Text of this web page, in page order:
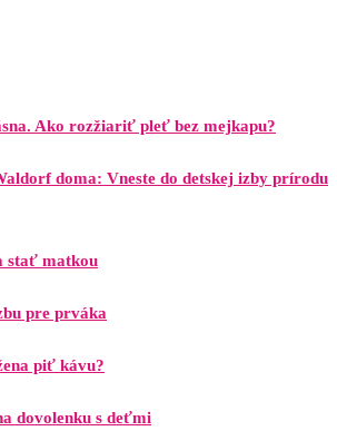
Ako rozžiariť pleť bez mejkapu?
doma: Vneste do detskej izby prírodu
stať matkou
pre prváka
piť kávu?
dovolenku s deťmi